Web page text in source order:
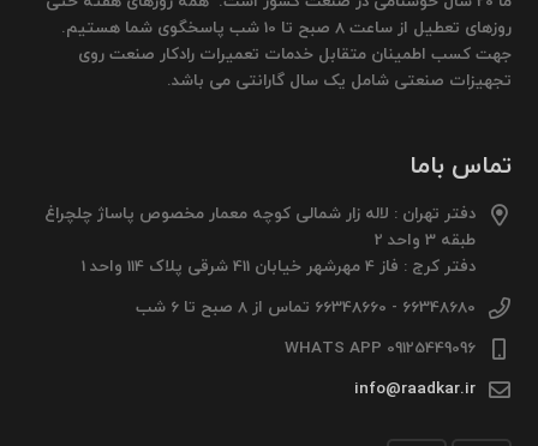
روزهای تعطیل از ساعت 8 صبح تا 10 شب پاسخگوی شما هستیم.
جهت کسب اطمینان متقابل خدمات تعمیرات رادکار صنعت روی
تجهیزات صنعتی شامل یک سال گارانتی می باشد.
تماس باما
دفتر تهران : لاله زار شمالی کوچه معمار مخصوص پاساژ چلچراغ
طبقه 3 واحد 2
دفتر کرج : فاز 4 مهرشهر خیابان 411 شرقی پلاک 114 واحد 1
66348680 - 66348660 تماس از 8 صبح تا 6 شب
09125449096 WHATS APP
info@raadkar.ir